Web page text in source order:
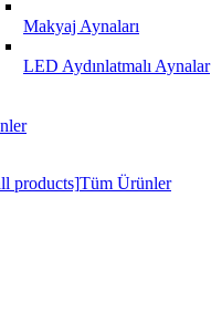
Makyaj Aynaları
LED Aydınlatmalı Aynalar
Tüm Ürünler